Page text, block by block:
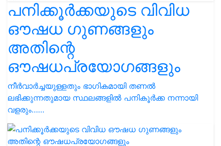
പനിക്കൂർക്കയുടെ വിവിധ
ഔഷധ ഗുണങ്ങളും
അതിന്റെ
ഔഷധപ്രയോഗങ്ങളും
നീർവാർച്ചയുള്ളതും ഭാഗികമായി തണൽ
ലഭിക്കുന്നതുമായ സ്ഥലങ്ങളിൽ പനികൂർക്ക നന്നായി
വളരും……